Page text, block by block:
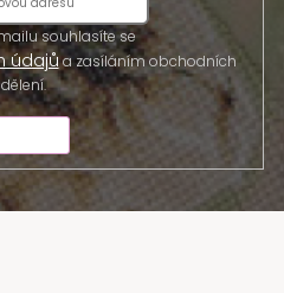
souhlasíte se
údajůa zasíláním obchodních